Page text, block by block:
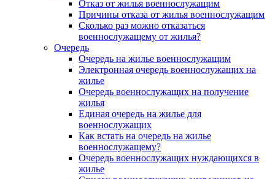
Отказ от жилья военнослужащим
Причины отказа от жилья военнослужащим
Сколько раз можно отказаться
военнослужащему от жилья?
Очередь
Очередь на жилье военнослужащим
Электронная очередь военнослужащих на
жилье
Очередь военнослужащих на получение
жилья
Единая очередь на жилье для
военнослужащих
Как встать на очередь на жилье
военнослужащему?
Очередь военнослужащих нуждающихся в
жилье